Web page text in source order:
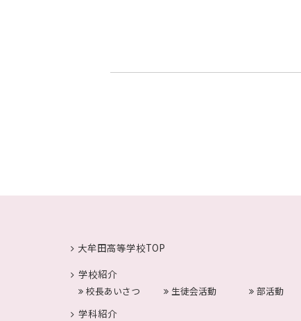
大牟田高等学校TOP
学校紹介
校長あいさつ 生徒会活動 部活動
学科紹介